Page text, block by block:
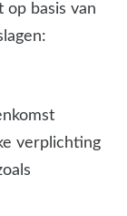
op basis van
verplichting